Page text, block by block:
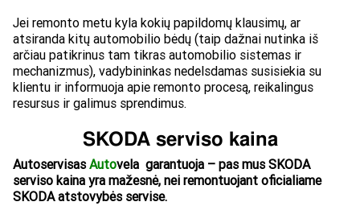
Jei remonto metu kyla kokių papildomų klausimų, ar
atsiranda kitų automobilio bėdų (taip dažnai nutinka iš
arčiau patikrinus tam tikras automobilio sistemas ir
mechanizmus), vadybininkas nedelsdamas susisiekia su
klientu ir informuoja apie remonto procesą, reikalingus
resursus ir galimus sprendimus.
SKODA serviso kaina
AutoservisasAutovela garantuoja – pas mus SKODA
serviso kaina yra mažesnė, nei remontuojant oficialiame
SKODA atstovybės servise.